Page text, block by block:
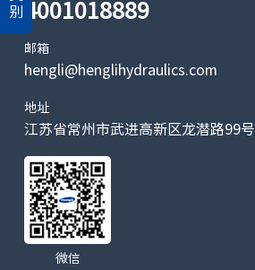
别
4001018889
邮箱
hengli@henglihydraulics.com
地址
江苏省常州市武进高新区龙潜路99号
微信